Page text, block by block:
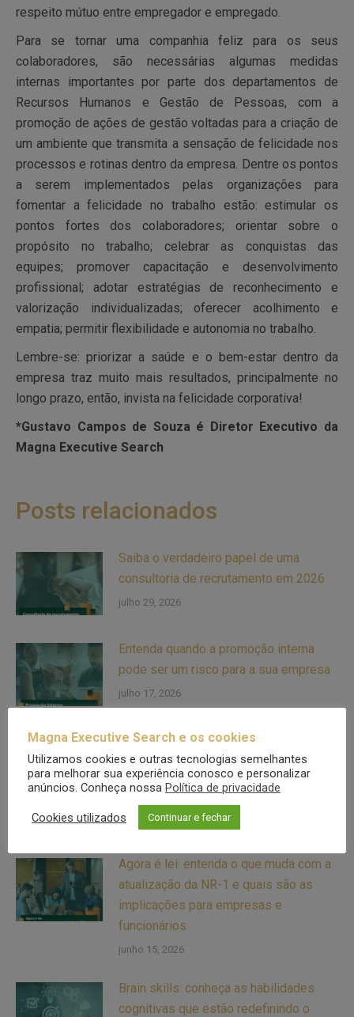
respeito mútuo entre empregador e empregado.
Para se tornar uma companhia feliz para os seus
colaboradores, são necessárias algumas medidas
internas importantes por parte dos departamentos de
Recursos Humanos e Gestão de Pessoas, com a
promoção de ações de gestão voltadas para a criação de
um ambiente que transmita a sensação de felicidade nos
processos e rotinas dentro da empresa. Dentre os pontos
a serem implementados pelas organizações para
fomentar a felicidade no trabalho estão: estimular os
pontos fortes dos colaboradores; orientar sobre o
propósito no trabalho; celebrar as conquistas das
equipes; promover capacitação e desenvolvimento
profissional; adotar estratégias de reconhecimento e
valorização individualizadas; oferecer acolhimento e
empatia; permitir flexibilidade e autonomia no trabalho.
Lembre-se: priorizar a saúde e o bem-estar dentro da
empresa traz muito mais resultados, principalmente no
longo prazo, então, invista na felicidade corporativa!
*Gustavo Campos de Souza é Diretor Executivo da
Magna Executive Search
Posts relacionados
Saiba o verdadeiro papel de uma
consultoria de recrutamento em 2026
julho 29, 2026
Entenda quando a promoção interna
pode ser um risco para a sua empresa
julho 17, 2026
Fit de contexto: saiba por que bons
profissionais fracassam em algumas
empresas e performam melhor em
outras
julho 2, 2026
Agora é lei: entenda o que muda com a
atualização da NR-1 e quais são as
implicações para empresas e
funcionários
junho 15, 2026
Brain skills: conheça as habilidades
cognitivas que estão redefinindo o
Magna Executive Search e os cookies
Utilizamos cookies e outras tecnologias semelhantes
para melhorar sua experiência conosco e personalizar
anúncios. Conheça nossa Política de privacidade
Cookies utilizados Continuar e fechar